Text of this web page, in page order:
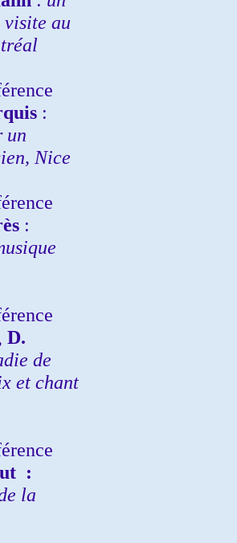
visite au
:
un
Nice
:
D.
de
et chant
:
la